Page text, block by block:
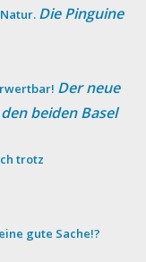
Die Pinguine
Der neue
beiden Basel
trotz
gute Sache!?